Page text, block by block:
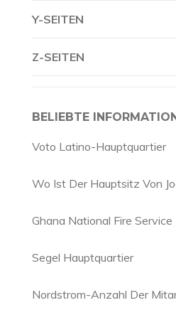
Y-SEITEN
Z-SEITEN
BELIEBTE
Voto Latino-Hauptquartier
Wo Ist Der Hauptsitz Von
Ghana National Fire
Segel Hauptquartier
Nordstrom-Anzahl Der